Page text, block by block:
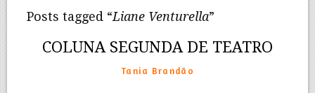
Posts tagged “Liane Venturella”
COLUNA SEGUNDA DE TEATRO
Tania Brandão